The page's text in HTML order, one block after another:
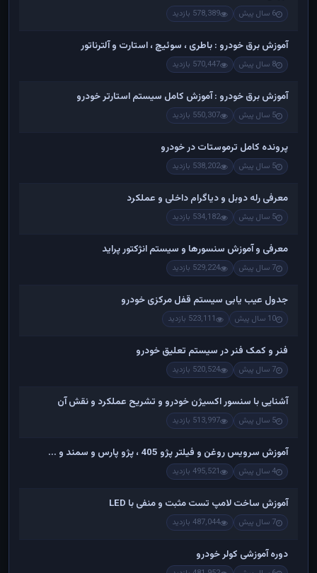
6 سال پیش 578,389 بازدید
آموزش برق خودرو : باطری ، سوئیچ ، استارت و آلترناتور
8 سال پیش 570,447 بازدید
آموزش برق خودرو : آموزش کامل سیستم استارتر خودرو
5 سال پیش 550,307 بازدید
پرونده کامل ترموستات در خودرو
5 سال پیش 538,202 بازدید
معرفی رله دوبل و دیاگرام داخلی و عملکرد
5 سال پیش 534,182 بازدید
معرفی و آموزش سنسورها و سیستم انژکتور پراید
7 سال پیش 529,224 بازدید
جدول عیب یابی سیستم قفل مرکزی خودرو
10 سال پیش 523,111 بازدید
فنر و کمک فنر در سیستم تعلیق خودرو
7 سال پیش 520,524 بازدید
آشنایی با سنسور اکسیژن خودرو و تشریح عملکرد و نقش آن
5 سال پیش 513,997 بازدید
آموزش سرویس روغن و فیلتر پژو 405 ، پژو پارس و سمند و ...
4 سال پیش 495,521 بازدید
آموزش ساخت لامپ تست مثبت و منفی با LED
7 سال پیش 487,044 بازدید
دوره آموزشی کولر خودرو